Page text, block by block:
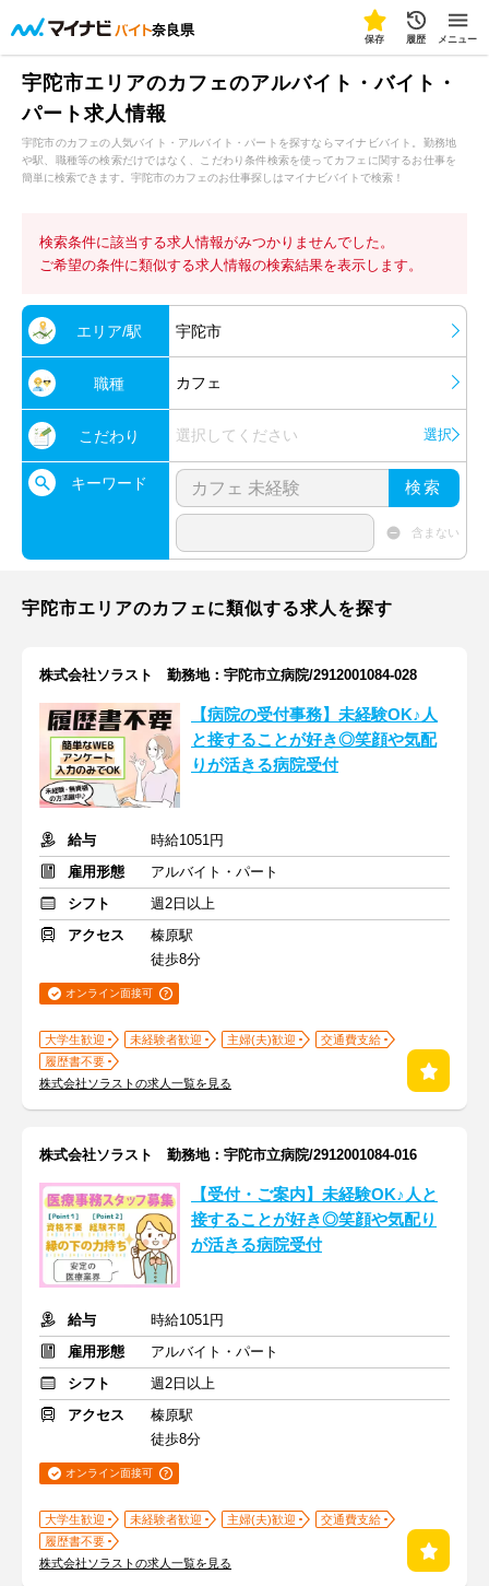
奈良県
保存 履歴 メニュー
宇陀市エリアのカフェのアルバイト・バイト・
パート求人情報
宇陀市のカフェの人気バイト・アルバイト・パートを探すならマイナビバイト。勤務地
や駅、職種等の検索だけではなく、こだわり条件検索を使ってカフェに関するお仕事を
簡単に検索できます。宇陀市のカフェのお仕事探しはマイナビバイトで検索！
検索条件に該当する求人情報がみつかりませんでした。
ご希望の条件に類似する求人情報の検索結果を表示します。
エリア/駅 宇陀市
職種 カフェ
こだわり 選択してください 選択
キーワード 検索
含まない
宇陀市エリアのカフェに類似する求人を探す
株式会社ソラスト 勤務地：宇陀市立病院/2912001084-028
【病院の受付事務】未経験OK♪人
と接することが好き◎笑顔や気配
りが活きる病院受付
給与
時給1051円
雇用形態
アルバイト・パート
シフト
週2日以上
アクセス
榛原駅
徒歩8分
オンライン面接可
大学生歓迎 未経験者歓迎 主婦(夫)歓迎
交通費支給
履歴書不要
株式会社ソラストの求人一覧を見る
株式会社ソラスト 勤務地：宇陀市立病院/2912001084-016
【受付・ご案内】未経験OK♪人と
接することが好き◎笑顔や気配り
が活きる病院受付
給与
時給1051円
雇用形態
アルバイト・パート
シフト
週2日以上
アクセス
榛原駅
徒歩8分
オンライン面接可
大学生歓迎 未経験者歓迎 主婦(夫)歓迎
交通費支給
履歴書不要
株式会社ソラストの求人一覧を見る